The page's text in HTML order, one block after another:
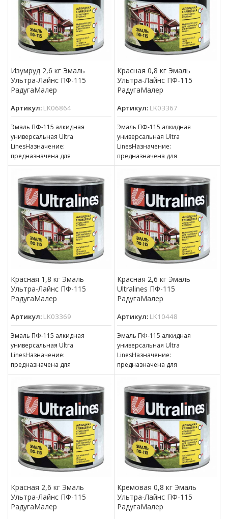
Изумруд 2,6 кг Эмаль
Ультра-Лайнс ПФ-115
РадугаМалер
Артикул: LK06864
Эмаль ПФ-115 алкидная
универсальная Ultra
LinesНазначение:
предназначена для
окрашивания деревянных,
металлических и других
поверхностей, подвергающихся
атмосферным воздействиям,
для окраски внутри
Красная 0,8 кг Эмаль
Ультра-Лайнс ПФ-115
РадугаМалер
Артикул: LK03367
Эмаль ПФ-115 алкидная
универсальная Ultra
LinesНазначение:
предназначена для
окрашивания деревянных,
металлических и других
поверхностей, подвергающихся
атмосферным воздействиям,
для окраски внутри
Красная 1,8 кг Эмаль
Ультра-Лайнс ПФ-115
РадугаМалер
Артикул: LK03369
Эмаль ПФ-115 алкидная
универсальная Ultra
LinesНазначение:
предназначена для
окрашивания деревянных,
металлических и других
поверхностей, подвергающихся
атмосферным воздействиям,
для окраски внутри
Красная 2,6 кг Эмаль
Ultralines ПФ-115
РадугаМалер
Артикул: LK10448
Эмаль ПФ-115 алкидная
универсальная Ultra
LinesНазначение:
предназначена для
окрашивания деревянных,
металлических и других
поверхностей, подвергающихся
атмосферным воздействиям,
для окраски внутри
Красная 2,6 кг Эмаль
Ультра-Лайнс ПФ-115
РадугаМалер
Кремовая 0,8 кг Эмаль
Ультра-Лайнс ПФ-115
РадугаМалер